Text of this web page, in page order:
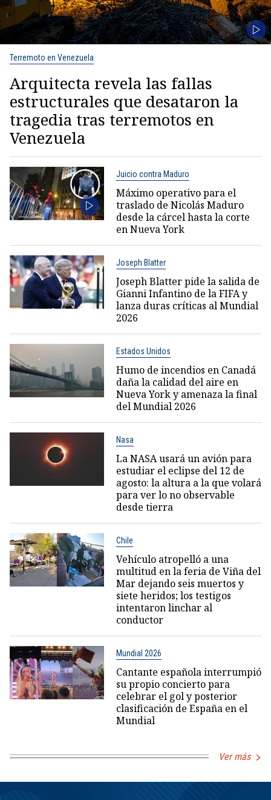
Terremoto en Venezuela
Arquitecta revela las fallas
estructurales que desataron la
tragedia tras terremotos en
Venezuela
Juicio contra Maduro
Máximo operativo para el
traslado de Nicolás Maduro
desde la cárcel hasta la corte
en Nueva York
Joseph Blatter
Joseph Blatter pide la salida de
Gianni Infantino de la FIFA y
lanza duras críticas al Mundial
2026
Estados Unidos
Humo de incendios en Canadá
daña la calidad del aire en
Nueva York y amenaza la final
del Mundial 2026
Nasa
La NASA usará un avión para
estudiar el eclipse del 12 de
agosto: la altura a la que volará
para ver lo no observable
desde tierra
Chile
Vehículo atropelló a una
multitud en la feria de Viña del
Mar dejando seis muertos y
siete heridos; los testigos
intentaron linchar al
conductor
Mundial 2026
Cantante española interrumpió
su propio concierto para
celebrar el gol y posterior
clasificación de España en el
Mundial
Ver más